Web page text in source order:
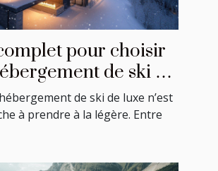
pour choisir
de ski de
de ski de luxe n’est
à prendre à la légère. Entre